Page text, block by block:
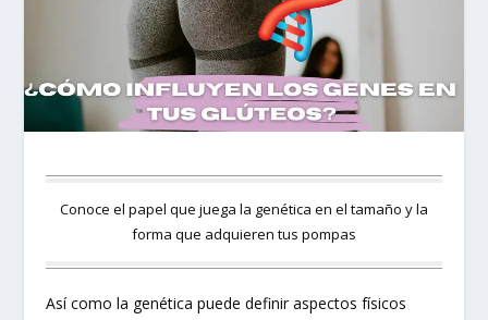
Conoce el papel que juega la genética en el tamaño y la
forma que adquieren tus pompas
Así como la genética puede definir aspectos físicos